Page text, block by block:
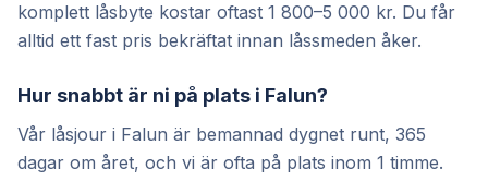
komplett låsbyte kostar oftast 1 800–5 000 kr. Du får
alltid ett fast pris bekräftat innan låssmeden åker.
Hur snabbt är ni på plats i Falun?
Vår låsjour i Falun är bemannad dygnet runt, 365
dagar om året, och vi är ofta på plats inom 1 timme.